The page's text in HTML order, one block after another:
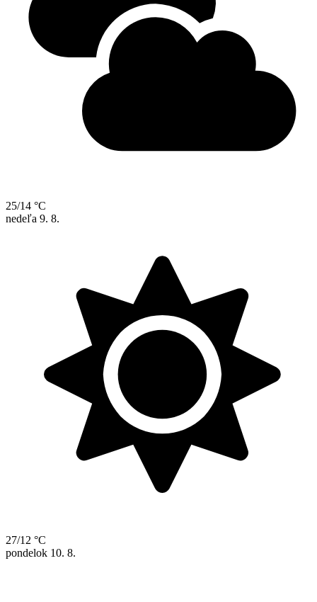
25/14 °C
nedeľa 9. 8.
27/12 °C
pondelok 10. 8.